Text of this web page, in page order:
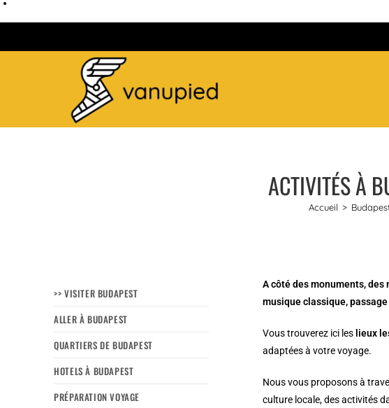
ACTIVITÉS À
Accueil >
A côté des monuments,
musique classique,
Vous trouverez ici les lieux
adaptées à votre voyage.
Nous vous proposons à
culture locale, des activités
>> VISITER BUDAPEST
ALLER À BUDAPEST
QUARTIERS DE BUDAPEST
HOTELS À BUDAPEST
PRÉPARATION VOYAGE